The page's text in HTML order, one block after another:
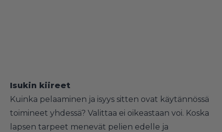
Isukin kiireet
Kuinka pelaaminen ja isyys sitten ovat käytännössä
toimineet yhdessä? Valittaa ei oikeastaan voi. Koska
lapsen tarpeet menevät pelien edelle ja